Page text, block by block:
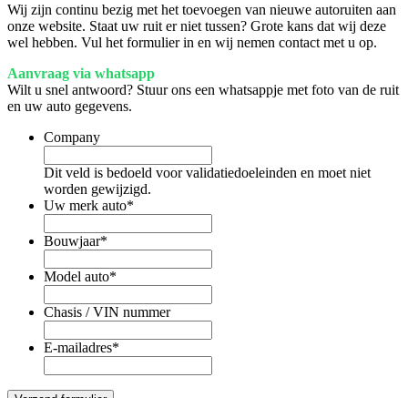
Wij zijn continu bezig met het toevoegen van nieuwe autoruiten aan
onze website. Staat uw ruit er niet tussen? Grote kans dat wij deze
wel hebben. Vul het formulier in en wij nemen contact met u op.
Aanvraag via whatsapp
Wilt u snel antwoord? Stuur ons een whatsappje met foto van de ruit
en uw auto gegevens.
Company
Dit veld is bedoeld voor validatiedoeleinden en moet niet
worden gewijzigd.
Uw merk auto*
Bouwjaar*
Model auto*
Chasis / VIN nummer
E-mailadres*